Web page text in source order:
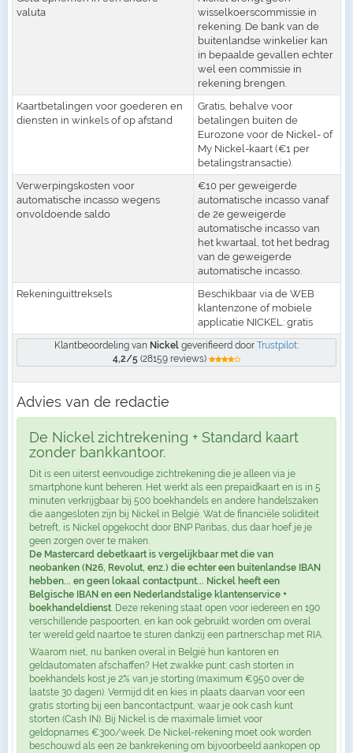
valuta
wisselkoerscommissie in
rekening. De bank van de
buitenlandse winkelier kan
in bepaalde gevallen echter
wel een commissie in
rekening brengen.
Kaartbetalingen voor goederen en
diensten in winkels of op afstand
Gratis, behalve voor
betalingen buiten de
Eurozone voor de Nickel- of
My Nickel-kaart (€1 per
betalingstransactie).
Verwerpingskosten voor
automatische incasso wegens
onvoldoende saldo
€10 per geweigerde
automatische incasso vanaf
de 2e geweigerde
automatische incasso van
het kwartaal, tot het bedrag
van de geweigerde
automatische incasso.
Rekeninguittreksels
Beschikbaar via de WEB
klantenzone of mobiele
applicatie NICKEL: gratis
Klantbeoordeling van Nickel geverifieerd door Trustpilot:
4,2/5 (28159 reviews)
Advies van de redactie
De Nickel zichtrekening + Standard kaart
zonder bankkantoor.
Dit is een uiterst eenvoudige zichtrekening die je alleen via je
smartphone kunt beheren. Het werkt als een prepaidkaart en is in 5
minuten verkrijgbaar bij 500 boekhandels en andere handelszaken
die aangesloten zijn bij Nickel in België. Wat de financiële soliditeit
betreft, is Nickel opgekocht door BNP Paribas, dus daar hoef je je
geen zorgen over te maken.
De Mastercard debetkaart is vergelijkbaar met die van
neobanken (N26, Revolut, enz.) die echter een buitenlandse IBAN
hebben... en geen lokaal contactpunt... Nickel heeft een
Belgische IBAN en een Nederlandstalige klantenservice +
boekhandeldienst. Deze rekening staat open voor iedereen en 190
verschillende paspoorten, en kan ook gebruikt worden om overal
ter wereld geld naartoe te sturen dankzij een partnerschap met RIA.
Waarom niet, nu banken overal in België hun kantoren en
geldautomaten afschaffen? Het zwakke punt: cash storten in
boekhandels kost je 2% van je storting (maximum €950 over de
laatste 30 dagen). Vermijd dit en kies in plaats daarvan voor een
gratis storting bij een bancontactpunt, waar je ook cash kunt
storten (Cash IN). Bij Nickel is de maximale limiet voor
geldopnames €300/week. De Nickel-rekening moet ook worden
beschouwd als een 2e bankrekening om bijvoorbeeld aankopen op